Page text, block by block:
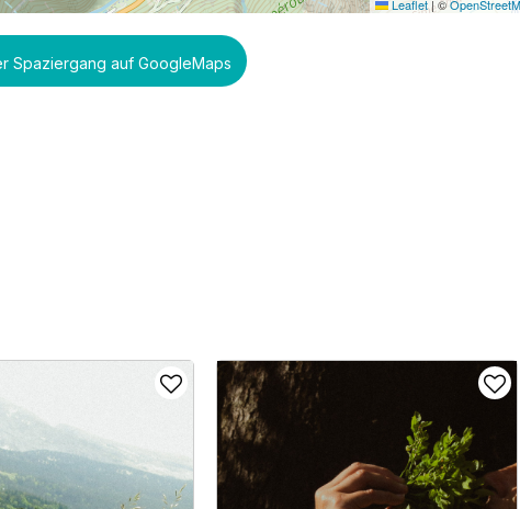
Leaflet|©
Spaziergang auf GoogleMaps